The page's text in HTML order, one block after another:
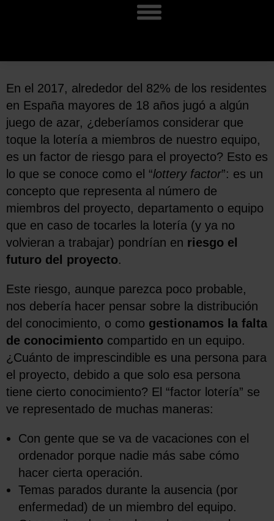
En el 2017, alrededor del 82% de los residentes
en España mayores de 18 años jugó a algún
juego de azar, ¿deberíamos considerar que
toque la lotería a miembros de nuestro equipo,
es un factor de riesgo para el proyecto? Esto es
lo que se conoce como el “lottery factor”: es un
concepto que representa al número de
miembros del proyecto, departamento o equipo
que en caso de tocarles la lotería (y ya no
volvieran a trabajar) pondrían en riesgo el
futuro del proyecto.
Este riesgo, aunque parezca poco probable,
nos debería hacer pensar sobre la distribución
del conocimiento, o como gestionamos la falta
de conocimiento compartido en un equipo.
¿Cuánto de imprescindible es una persona para
el proyecto, debido a que solo esa persona
tiene cierto conocimiento? El “factor lotería” se
ve representado de muchas maneras:
Con gente que se va de vacaciones con el
ordenador porque nadie más sabe cómo
hacer cierta operación.
Temas parados durante la ausencia (por
enfermedad) de un miembro del equipo.